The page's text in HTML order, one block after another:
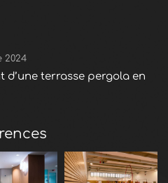
2024
d’une terrasse pergola en